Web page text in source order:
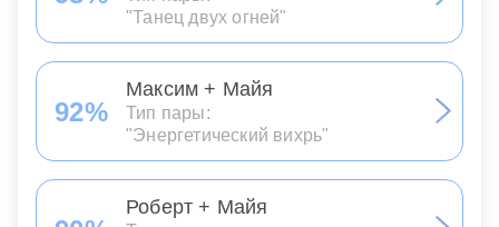
"Танец двух огней"
92%
Максим + Майя
Тип пары:
"Энергетический вихрь"
Роберт + Майя